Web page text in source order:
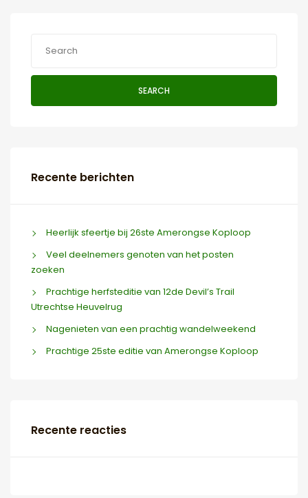
SEARCH
Recente berichten
Heerlijk sfeertje bij 26ste Amerongse Koploop
Veel deelnemers genoten van het posten
zoeken
Prachtige herfsteditie van 12de Devil’s Trail
Utrechtse Heuvelrug
Nagenieten van een prachtig wandelweekend
Prachtige 25ste editie van Amerongse Koploop
Recente reacties